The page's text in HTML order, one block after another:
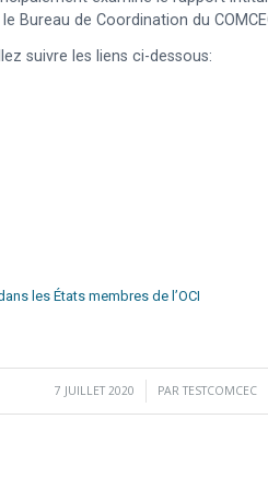
Bureau de Coordination du
suivre les liens ci-dessous:
les États membres de l’OCI
7 JUILLET 2020
/ PARTESTCOMCEC